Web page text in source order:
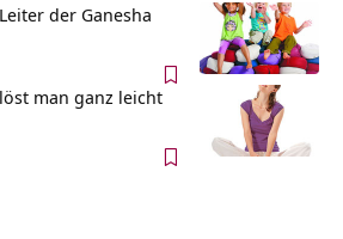
der Ganesha
man ganz leicht